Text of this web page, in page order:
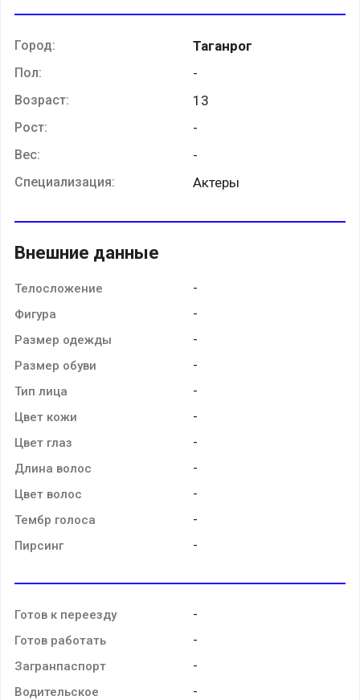
Город: Таганрог
Пол: -
Возраст: 13
Рост: -
Вес: -
Специализация: Актеры
Внешние данные
Телосложение -
Фигура -
Размер одежды -
Размер обуви -
Тип лица -
Цвет кожи -
Цвет глаз -
Длина волос -
Цвет волос -
Тембр голоса -
Пирсинг -
Готов к переезду -
Готов работать -
Загранпаспорт -
Водительское
-